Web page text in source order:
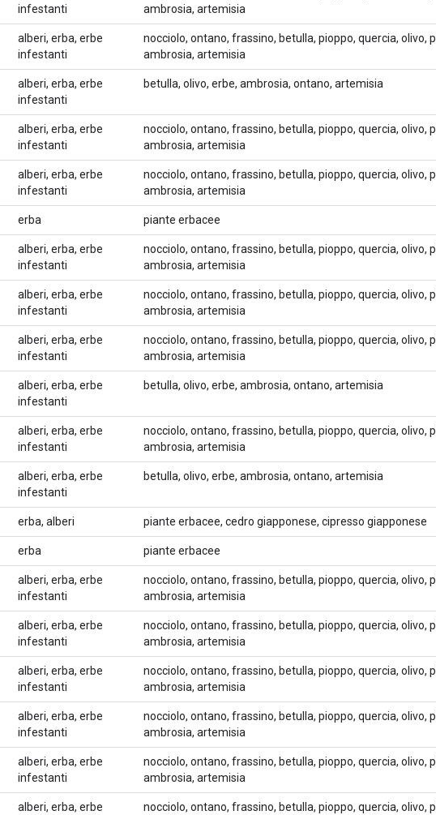
infestanti
ambrosia, artemisia
alberi, erba, erbe
infestanti
nocciolo, ontano, frassino, betulla, pioppo, quercia, olivo,
ambrosia, artemisia
alberi, erba, erbe
infestanti
betulla, olivo, erbe, ambrosia, ontano, artemisia
alberi, erba, erbe
infestanti
nocciolo, ontano, frassino, betulla, pioppo, quercia, olivo,
ambrosia, artemisia
alberi, erba, erbe
infestanti
nocciolo, ontano, frassino, betulla, pioppo, quercia, olivo,
ambrosia, artemisia
erba piante erbacee
alberi, erba, erbe
infestanti
nocciolo, ontano, frassino, betulla, pioppo, quercia, olivo,
ambrosia, artemisia
alberi, erba, erbe
infestanti
nocciolo, ontano, frassino, betulla, pioppo, quercia, olivo,
ambrosia, artemisia
alberi, erba, erbe
infestanti
nocciolo, ontano, frassino, betulla, pioppo, quercia, olivo,
ambrosia, artemisia
alberi, erba, erbe
infestanti
betulla, olivo, erbe, ambrosia, ontano, artemisia
alberi, erba, erbe
infestanti
nocciolo, ontano, frassino, betulla, pioppo, quercia, olivo,
ambrosia, artemisia
alberi, erba, erbe
infestanti
betulla, olivo, erbe, ambrosia, ontano, artemisia
erba, alberi piante erbacee, cedro giapponese, cipresso giapponese
erba piante erbacee
alberi, erba, erbe
infestanti
nocciolo, ontano, frassino, betulla, pioppo, quercia, olivo,
ambrosia, artemisia
alberi, erba, erbe
infestanti
nocciolo, ontano, frassino, betulla, pioppo, quercia, olivo,
ambrosia, artemisia
alberi, erba, erbe
infestanti
nocciolo, ontano, frassino, betulla, pioppo, quercia, olivo,
ambrosia, artemisia
alberi, erba, erbe
infestanti
nocciolo, ontano, frassino, betulla, pioppo, quercia, olivo,
ambrosia, artemisia
alberi, erba, erbe
infestanti
nocciolo, ontano, frassino, betulla, pioppo, quercia, olivo,
ambrosia, artemisia
alberi, erba, erbe
nocciolo, ontano, frassino, betulla, pioppo, quercia, olivo,